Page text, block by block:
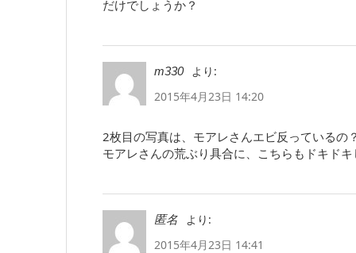
だけでしょうか？
m330
より:
2015年4月23日 14:20
2枚目の写真は、モアレさんエビ反っているの
モアレさんの荒ぶり具合に、こちらもドキド
匿名
より:
2015年4月23日 14:41